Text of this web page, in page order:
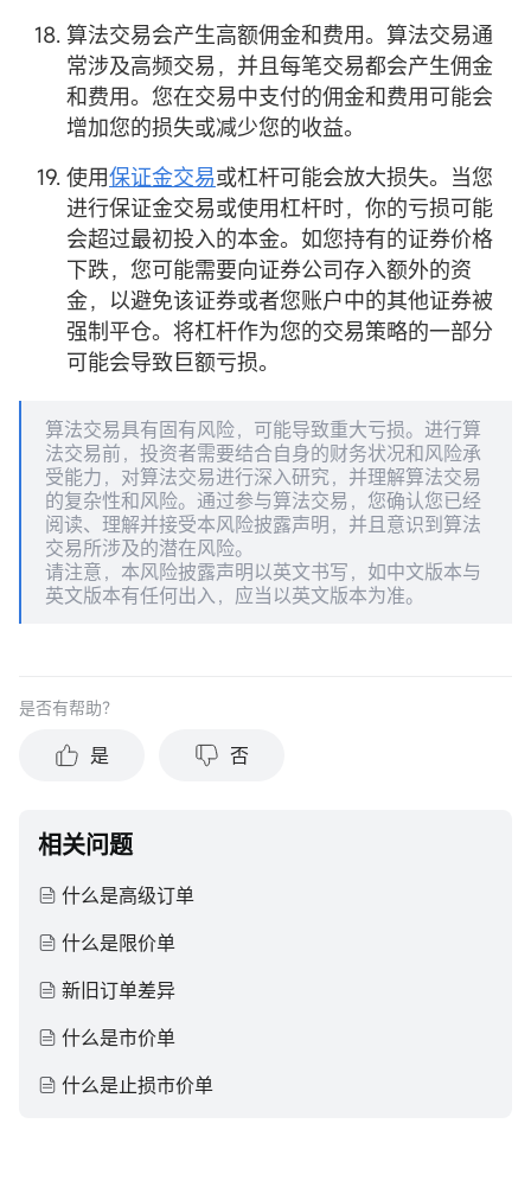
算法交易会产生高额佣金和费用。算法交易通
常涉及高频交易，并且每笔交易都会产生佣金
和费用。您在交易中支付的佣金和费用可能会
增加您的损失或减少您的收益。
使用保证金交易或杠杆可能会放大损失。当您
进行保证金交易或使用杠杆时，你的亏损可能
会超过最初投入的本金。如您持有的证券价格
下跌，您可能需要向证券公司存入额外的资
金，以避免该证券或者您账户中的其他证券被
强制平仓。将杠杆作为您的交易策略的一部分
可能会导致巨额亏损。
算法交易具有固有风险，可能导致重大亏损。进行算
法交易前，投资者需要结合自身的财务状况和风险承
受能力，对算法交易进行深入研究，并理解算法交易
的复杂性和风险。通过参与算法交易，您确认您已经
阅读、理解并接受本风险披露声明，并且意识到算法
交易所涉及的潜在风险。
请注意，本风险披露声明以英文书写，如中文版本与
英文版本有任何出入，应当以英文版本为准。
是否有帮助？
是 否
相关问题
什么是高级订单
什么是限价单
新旧订单差异
什么是市价单
什么是止损市价单